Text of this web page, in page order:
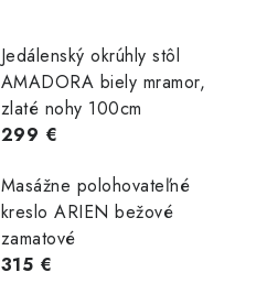
Jedálenský okrúhly stôl
AMADORA biely mramor,
zlaté nohy 100cm
299 €
Masážne polohovateľné
kreslo ARIEN bežové
zamatové
315 €